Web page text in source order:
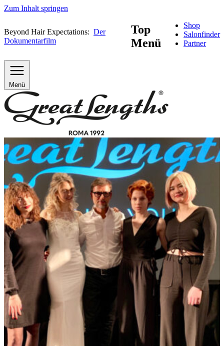
Zum Inhalt springen
Beyond Hair Expectations: Der
Dokumentarfilm
Top
Menü
Shop
Salonfinder
Partner
Menü